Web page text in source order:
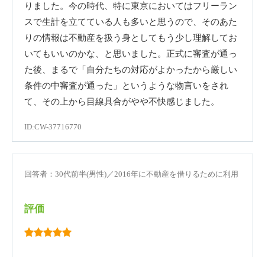
りました。今の時代、特に東京においてはフリーラン
スで生計を立てている人も多いと思うので、そのあた
りの情報は不動産を扱う身としてもう少し理解してお
いてもいいのかな、と思いました。正式に審査が通っ
た後、まるで「自分たちの対応がよかったから厳しい
条件の中審査が通った」というような物言いをされ
て、その上から目線具合がやや不快感じました。
ID:CW-37716770
回答者：30代前半(男性)／2016年に不動産を借りるために利用
評価